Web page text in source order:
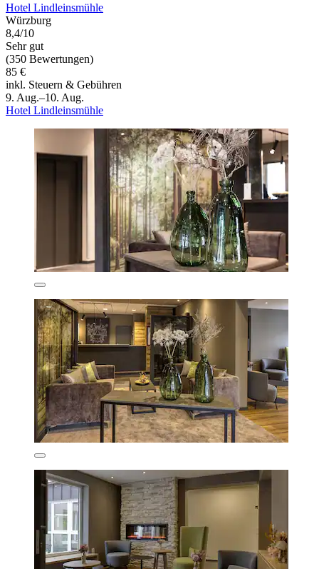
Hotel Lindleinsmühle
Würzburg
8,4/10
Sehr gut
(350 Bewertungen)
85 €
inkl. Steuern & Gebühren
9. Aug.–10. Aug.
Hotel Lindleinsmühle